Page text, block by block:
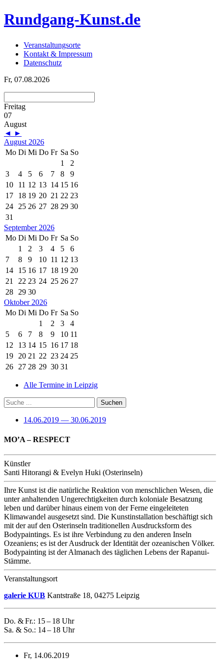
Rundgang-Kunst.de
Veranstaltungsorte
Kontakt & Impressum
Datenschutz
Fr, 07.08.2026
Freitag
07
August
◄ ►
August 2026
Mo Di Mi Do Fr Sa So
1
2
3
4 5 6 7 8
9
10
11 12 13 14 15 16
17
18 19 20 21 22 23
24 25 26 27 28 29 30
31
September 2026
Mo Di Mi Do Fr Sa So
1
2 3 4 5
6
7
8 9 10 11 12 13
14
15 16 17 18 19 20
21
22 23 24 25 26 27
28 29 30
Oktober 2026
Mo Di Mi Do Fr Sa So
1
2 3
4
5
6 7 8 9 10 11
12
13 14 15 16 17 18
19 20 21 22 23 24 25
26 27 28 29 30 31
Alle Termine in Leipzig
14.06.2019 — 30.06.2019
MO’A – RESPECT
Künstler
Santi Hitorangi & Evelyn Huki (Osterinseln)
Ihre Kunst ist die natürliche Reaktion von menschlichen Wesen, die
unter anhaltenden Ungerechtigkeiten durch koloniale Besatzung
leben und darüber hinaus einem von der Ferne eingeleiteten
Klimawandel ausgesetzt sind. Die Kunstinstallation beschäftigt sich
mit der auf den Osterinseln traditionellen Ausdrucksform des
Bodypaintings. Es ist ihre Verbindung zu den anderen Inseln
Ozeaniens; es ist der Ausdruck der Identität der ozeanischen Völker.
Bodypainting ist der Almanach des täglichen Lebens der Rapanui-
Stämme.
Veranstaltungsort
galerie KUB Kantstraße 18, 04275 Leipzig
Do. & Fr.: 15 – 18 Uhr
Sa. & So.: 14 – 18 Uhr
Fr, 14.06.2019